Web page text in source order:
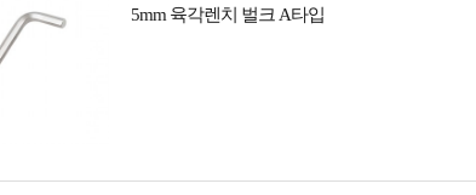
5mm 육각렌치 벌크 A타입